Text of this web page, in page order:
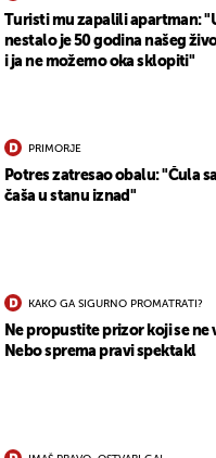
Turisti mu zapalili apartman:
nestalo je 50 godina našeg
i ja ne možemo oka sklopiti"
PRIMORJE
Potres zatresao obalu: "Čula
čaša u stanu iznad"
KAKO GA SIGURNO PROMATRATI?
Ne propustite prizor koji se ne
Nebo sprema pravi spektakl